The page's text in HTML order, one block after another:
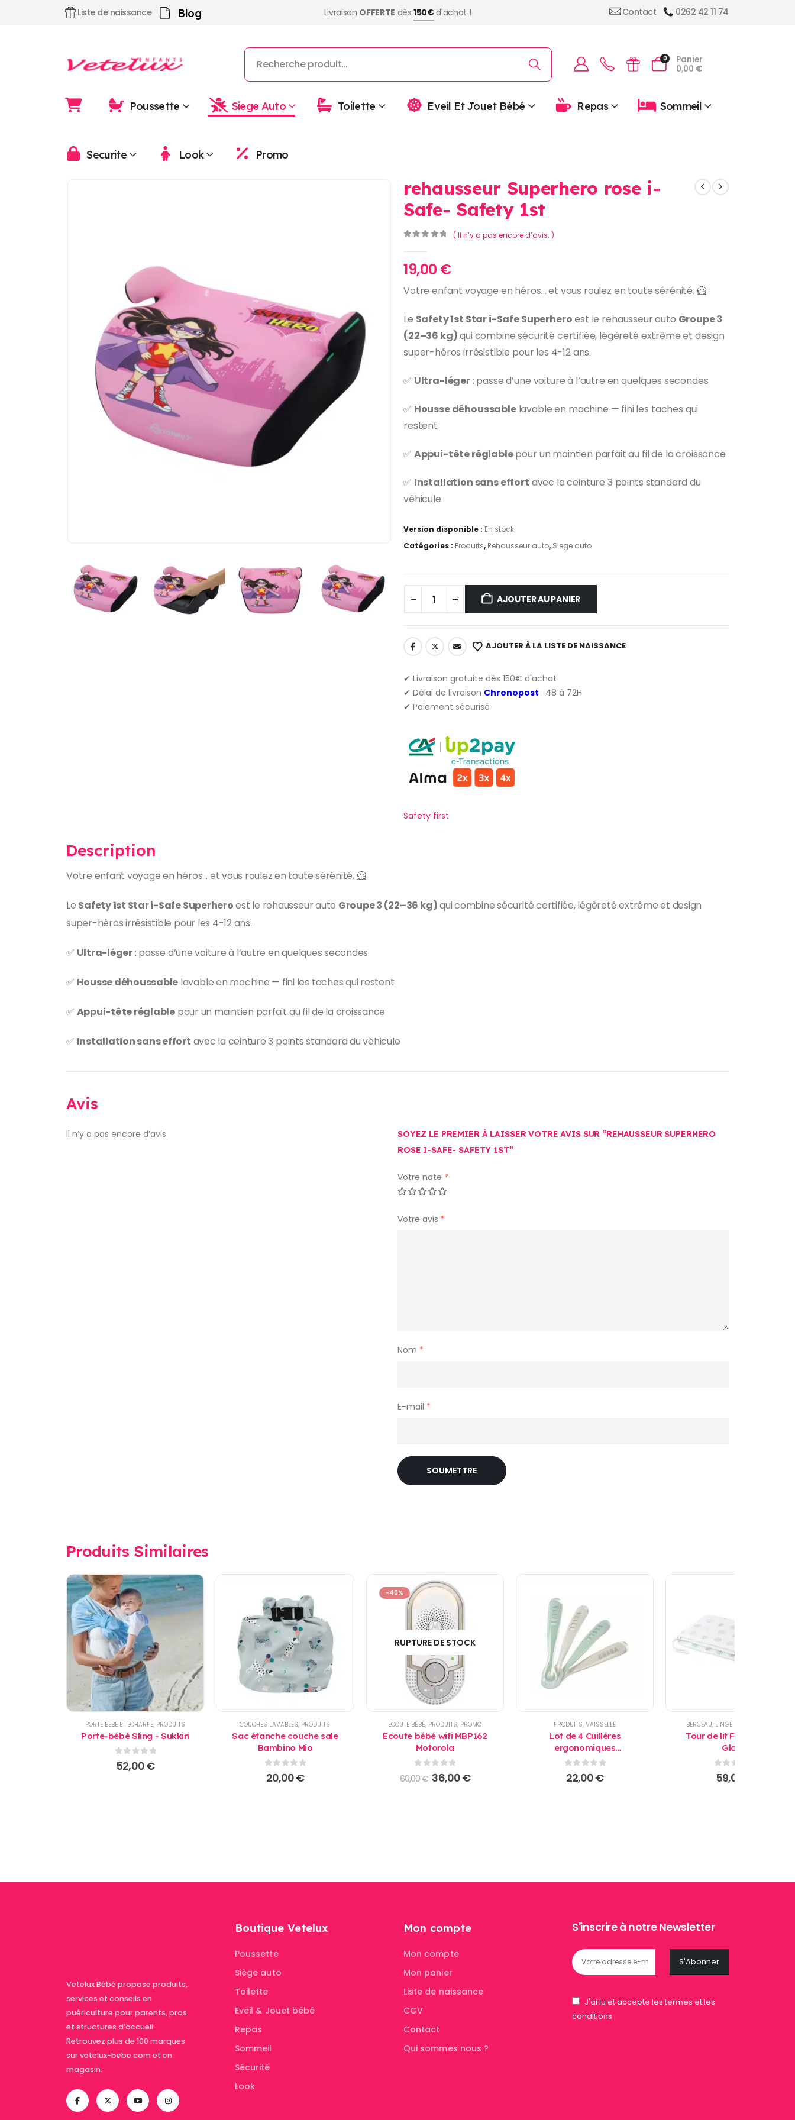
Liste de naissance Blog Livraison OFFERTE dès150€d'achat ! Contact 0262 42 11 74
0
Panier
0,00 €
Poussette Siege Auto Toilette Eveil Et Jouet Bébé Repas Sommeil
Securite Look Promo
rehausseur Superhero rose i-
Safe- Safety 1st
( Il n’y a pas encore d’avis. )
19,00 €
Votre enfant voyage en héros… et vous roulez en toute sérénité. 🦸
Le Safety 1st Star i-Safe Superheroest le rehausseur auto Groupe 3
(22–36 kg)qui combine sécurité certifiée, légèreté extrême et design
super-héros irrésistible pour les 4-12 ans.
✅ Ultra-léger: passe d’une voiture à l’autre en quelques secondes
✅ Housse déhoussablelavable en machine — fini les taches qui
restent
✅ Appui-tête réglablepour un maintien parfait au fil de la croissance
✅ Installation sans effort avec la ceinture 3 points standard du
véhicule
Version disponible : En stock
Catégories : Produits, Rehausseur auto, Siege auto
AJOUTER AU PANIER
AJOUTER À LA LISTE DE NAISSANCE
✔ Livraison gratuite dès 150€ d'achat
✔ Délai de livraison Chronopost : 48 à 72H
✔ Paiement sécurisé
Safety first
Description
Votre enfant voyage en héros… et vous roulez en toute sérénité. 🦸
Le Safety 1st Star i-Safe Superheroest le rehausseur auto Groupe 3 (22–36 kg)qui combine sécurité certifiée, légèreté extrême et design
super-héros irrésistible pour les 4-12 ans.
✅ Ultra-léger: passe d’une voiture à l’autre en quelques secondes
✅ Housse déhoussable lavable en machine — fini les taches qui restent
✅ Appui-tête réglablepour un maintien parfait au fil de la croissance
✅ Installation sans effort avec la ceinture 3 points standard du véhicule
Avis
Il n’y a pas encore d’avis.
SOYEZ LE PREMIER À LAISSER VOTRE AVIS SUR “REHAUSSEUR SUPERHERO
ROSE I-SAFE- SAFETY 1ST”
Votre note *
Votre avis *
Nom *
E-mail *
Produits Similaires
PORTE BEBE ET ECHARPE, PRODUITS
Porte-bébé Sling - Sukkiri
0sur 5
52,00€
COUCHES LAVABLES, PRODUITS
Sac étanche couche sale
Bambino Mio
0sur 5
20,00€
-40%
RUPTURE DE STOCK
ECOUTE BÉBÉ, PRODUITS, PROMO
Ecoute bébé wifi MBP162
Motorola
sur 5
60,00€ Le
prix
36,00€Le
PRODUITS,VAISSELLE
Lot de 4 Cuillères
ergonomiques
d’apprentissage 2ème âge
Béaba
0sur 5
22,00€
BERCEAU, LINGE DE LIT
Tour de lit Forêt 190x35
Gloop
0sur 5
59,00
Vetelux Bébé propose produits,
services et conseils en
puériculture pour parents, pros
et structures d’accueil.
Retrouvez plus de 100 marques
sur vetelux-bebe.com et en
magasin.
Boutique Vetelux
Poussette
Siège auto
Toilette
Eveil & Jouet bébé
Repas
Sommeil
Sécurité
Look
Mon compte
Mon compte
Mon panier
Liste de naissance
CGV
Contact
Qui sommes nous ?
S'inscrire à notre Newsletter
J'ai lu et accepte les termes et les
conditions